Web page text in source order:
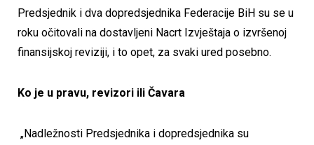
Predsjednik i dva dopredsjednika Federacije BiH su se u
roku očitovali na dostavljeni Nacrt Izvještaja o izvršenoj
finansijskoj reviziji, i to opet, za svaki ured posebno.
Ko je u pravu, revizori ili Čavara
„Nadležnosti Predsjednika i dopredsjednika su